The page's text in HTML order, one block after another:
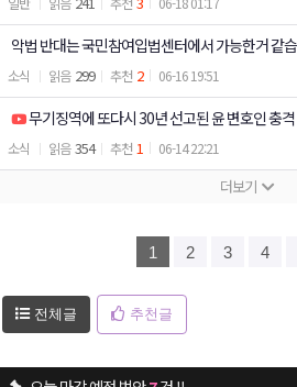
소식
악법 반대는 국민참여입법센터에서 가능한거 같
299 2 06-16 19:51
소식
무기징역에 또다시 30년 선고된 윤 변호인 충
354 1 06-14 22:21
1 2 3 4
전체글 추천글